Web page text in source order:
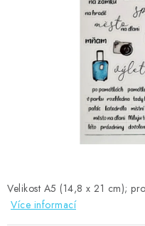
Kontakty Moje
Hodnocení obchodu
Podmínky ochrany osobních
Velikost A5 (14,8 x 21 cm);
Více informací